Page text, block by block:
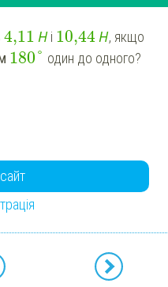
4,11 Ні 10,44 Н, якщо
180° один до одного?